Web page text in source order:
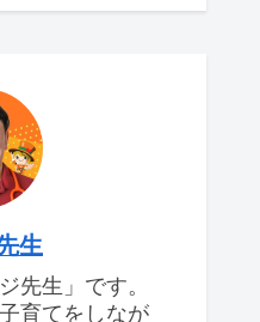
生
先生」です。
育てをしなが